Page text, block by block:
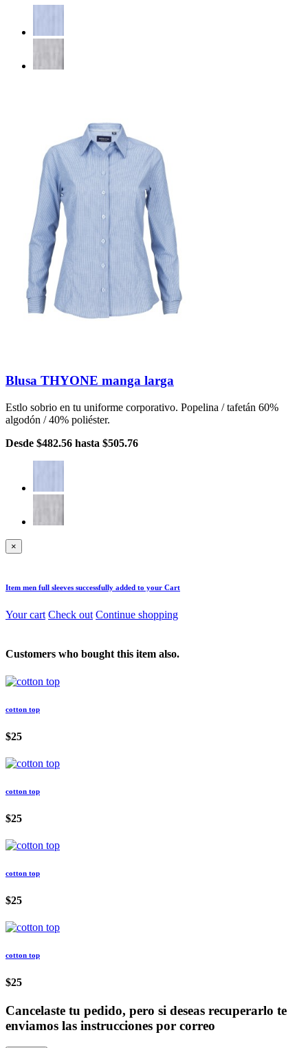
Blusa THYONE manga larga
Estlo sobrio en tu uniforme corporativo. Popelina / tafetán 60%
algodón / 40% poliéster.
Desde $482.56 hasta $505.76
×
Item men full sleeves successfully added to your Cart
Your cart Check out Continue shopping
Customers who bought this item also.
cotton top
$25
cotton top
$25
cotton top
$25
cotton top
$25
Cancelaste tu pedido, pero si deseas recuperarlo te
enviamos las instrucciones por correo